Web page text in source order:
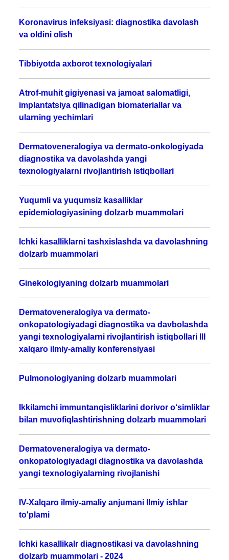
Koronavirus infeksiyasi: diagnostika davolash
va oldini olish
Tibbiyotda axborot texnologiyalari
Atrof-muhit gigiyenasi va jamoat salomatligi,
implantatsiya qilinadigan biomateriallar va
ularning yechimlari
Dermatoveneralogiya va dermato-onkologiyada
diagnostika va davolashda yangi
texnologiyalarni rivojlantirish istiqbollari
Yuqumli va yuqumsiz kasalliklar
epidemiologiyasining dolzarb muammolari
Ichki kasalliklarni tashxislashda va davolashning
dolzarb muammolari
Ginekologiyaning dolzarb muammolari
Dermatoveneralogiya va dermato-
onkopatologiyadagi diagnostika va davbolashda
yangi texnologiyalarni rivojlantirish istiqbollari III
xalqaro ilmiy-amaliy konferensiyasi
Pulmonologiyaning dolzarb muammolari
Ikkilamchi immuntanqisliklarini dorivor o‘simliklar
bilan muvofiqlashtirishning dolzarb muammolari
Dermatoveneralogiya va dermato-
onkopatologiyadagi diagnostika va davolashda
yangi texnologiyalarning rivojlanishi
IV-Xalqaro ilmiy-amaliy anjumani Ilmiy ishlar
to'plami
Ichki kasallikalr diagnostikasi va davolashning
dolzarb muammolari - 2024